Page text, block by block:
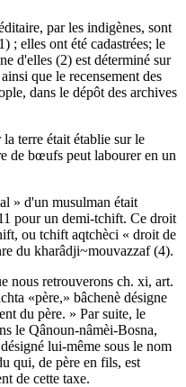
par les indigènes, sont
; elles ont été cadastrées; le
d'elles (2) est déterminé sur
que le recensement des
dans le dépôt des archives
terre était établie sur le
de bœufs peut labourer en un
» d'un musulman était
pour un demi-tchift. Ce droit
ou tchift aqtchèci « droit de
du kharâdji~mouvazzaf (4).
nous retrouverons ch. xi, art.
«père,» bâchenè désigne
du père. » Par suite, le
le Qânoun-nâmèi-Bosna,
lui-même sous le nom
qui, de père en fils, est
de cette taxe.